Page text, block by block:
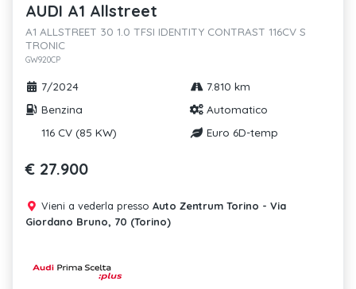
AUDI A1 Allstreet
A1 ALLSTREET 30 1.0 TFSI IDENTITY CONTRAST 116CV S
TRONIC
GW920CP
7/2024
7.810 km
Benzina
Automatico
116 CV (85 KW)
Euro 6D-temp
€ 27.900
Vieni a vederla presso Auto Zentrum Torino - Via
Giordano Bruno, 70 (Torino)